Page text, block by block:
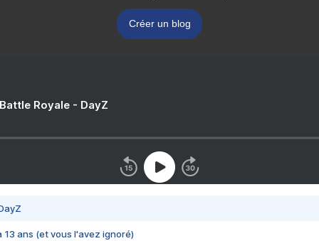
Créer un blog
Royale - DayZ
13 ans (et vous l'avez ignoré)